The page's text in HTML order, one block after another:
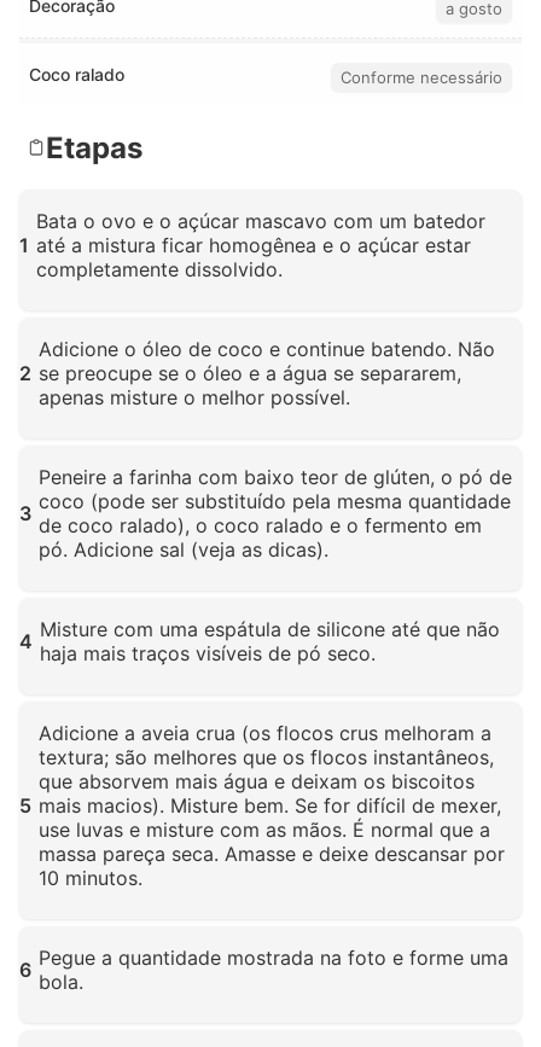
Decoração a gosto
Coco ralado Conforme necessário
Etapas
1
Bata o ovo e o açúcar mascavo com um batedor
até a mistura ficar homogênea e o açúcar estar
completamente dissolvido.
2
Adicione o óleo de coco e continue batendo. Não
se preocupe se o óleo e a água se separarem,
apenas misture o melhor possível.
3
Peneire a farinha com baixo teor de glúten, o pó de
coco (pode ser substituído pela mesma quantidade
de coco ralado), o coco ralado e o fermento em
pó. Adicione sal (veja as dicas).
4 Misture com uma espátula de silicone até que não
haja mais traços visíveis de pó seco.
5
Adicione a aveia crua (os flocos crus melhoram a
textura; são melhores que os flocos instantâneos,
que absorvem mais água e deixam os biscoitos
mais macios). Misture bem. Se for difícil de mexer,
use luvas e misture com as mãos. É normal que a
massa pareça seca. Amasse e deixe descansar por
10 minutos.
6 Pegue a quantidade mostrada na foto e forme uma
bola.